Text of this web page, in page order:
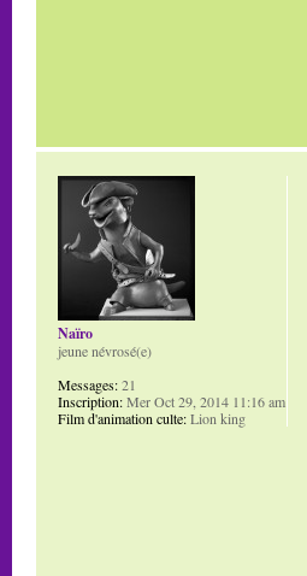
Naïro
jeune névrosé(e)
Messages:21
Inscription:Mer Oct 29, 2014 11:16 am
Film d'animation culte:Lion king